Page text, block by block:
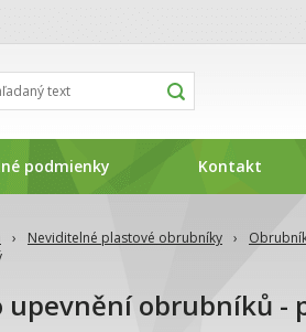
› Neviditelné plastové obrubníky ›
upevnění obrubníků -
podmienky Kontakt